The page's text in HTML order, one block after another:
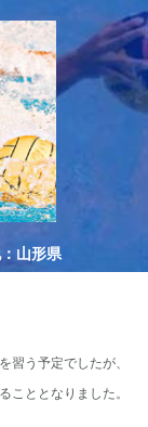
山形県
習う予定でしたが、
こととなりました。